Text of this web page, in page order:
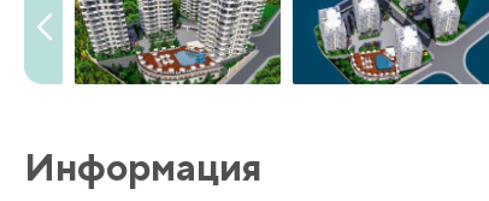
Информация